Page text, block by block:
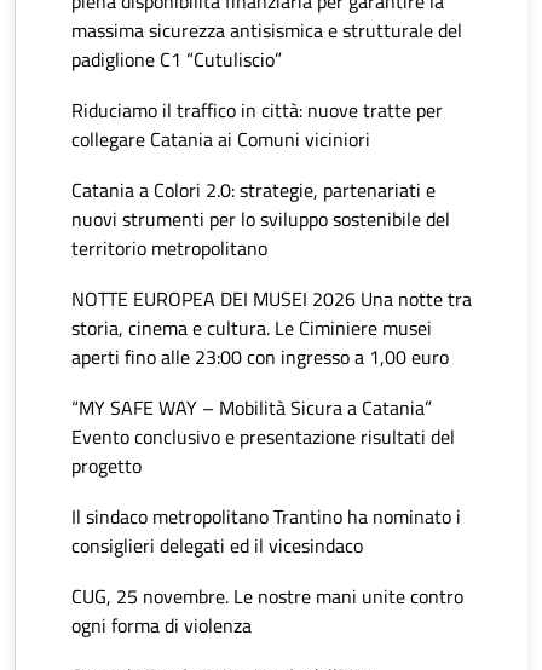
massima sicurezza antisismica e strutturale del
padiglione C1 “Cutuliscio”
Riduciamo il traffico in città: nuove tratte per
collegare Catania ai Comuni viciniori
Catania a Colori 2.0: strategie, partenariati e
nuovi strumenti per lo sviluppo sostenibile del
territorio metropolitano
NOTTE EUROPEA DEI MUSEI 2026 Una notte tra
storia, cinema e cultura. Le Ciminiere musei
aperti fino alle 23:00 con ingresso a 1,00 euro
“MY SAFE WAY – Mobilità Sicura a Catania”
Evento conclusivo e presentazione risultati del
progetto
Il sindaco metropolitano Trantino ha nominato i
consiglieri delegati ed il vicesindaco
CUG, 25 novembre. Le nostre mani unite contro
ogni forma di violenza